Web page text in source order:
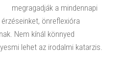
megragadják a mindennapi
önreflexióra
Nem kínál könnyed
lehet az irodalmi katarzis.